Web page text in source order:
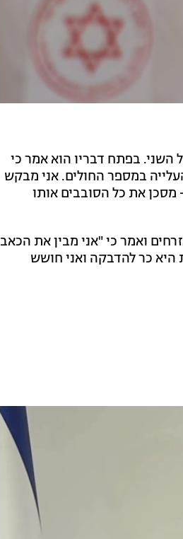
השני. בפתח דבריו הוא אמר כי
במספר החולים. אני מבקש
את כל הסובבים אותו
ואמר כי "אני מבין את הכאב
כר להדבקה ואני חושש